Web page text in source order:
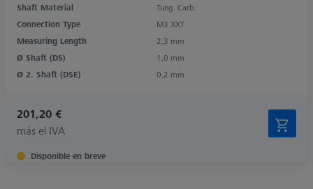
Shaft Material
Tung. Carb.
Connection Type
M3 XXT
Measuring Length
2,3 mm
Ø Shaft (DS)
1,0 mm
Ø 2. Shaft (DSE)
0,2 mm
201,20 €
más el IVA
Disponible en breve